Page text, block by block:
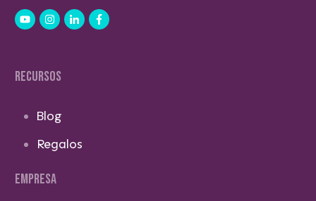
RECURSOS
Blog
Regalos
EMPRESA